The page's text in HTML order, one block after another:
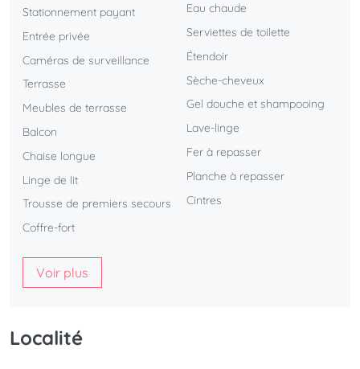
Stationnement payant
Entrée privée
Caméras de surveillance
Terrasse
Meubles de terrasse
Balcon
Chaise longue
Linge de lit
Trousse de premiers secours
Coffre-fort
Eau chaude
Serviettes de toilette
Étendoir
Sèche-cheveux
Gel douche et shampooing
Lave-linge
Fer à repasser
Planche à repasser
Cintres
Voir plus
Localité